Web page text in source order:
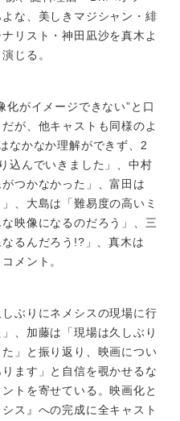
な、美しきマジシャン・緋
リスト・神田凪沙を真木よ
じる。
化がイメージできない”と口
が、他キャストも同様のよ
なかなか理解ができず、2
込んでいきました」、中村
つかなかった」、富田は
、大島は「難易度の高いミ
映像になるのだろう」、三
るんだろう!?」、真木は
メント。
ぶりにネメシスの現場に行
、加藤は「現場は久しぶり
」と振り返り、映画につい
ます」と自信を覗かせるな
トを寄せている。映画化と
ス』への完成に全キャスト